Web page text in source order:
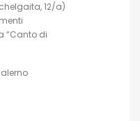
12/a)
“Canto di